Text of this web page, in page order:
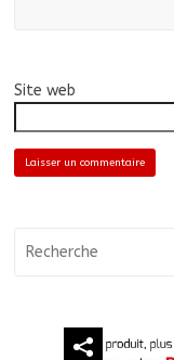
Site web